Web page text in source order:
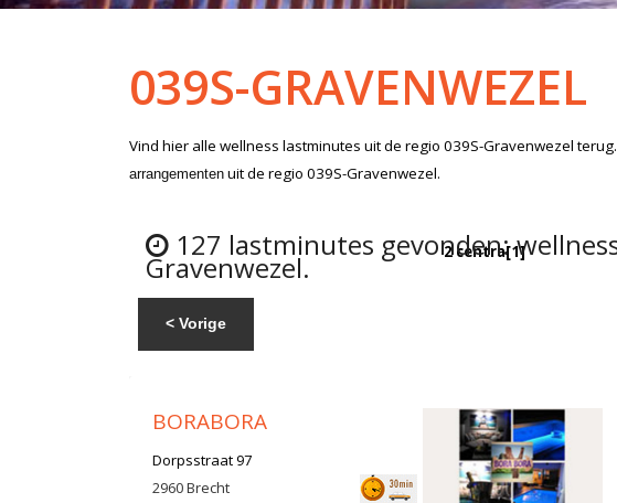
039S-GRAVENWEZEL
Vind hier alle wellness lastminutes uit de regio 039S-Gravenwezel
arrangementen uit de regio 039S-Gravenwezel.
127 lastminutes gevonden:
Gravenwezel.
< Vorige
2 centra[1]
BORABORA
Dorpsstraat 97
2960Brecht